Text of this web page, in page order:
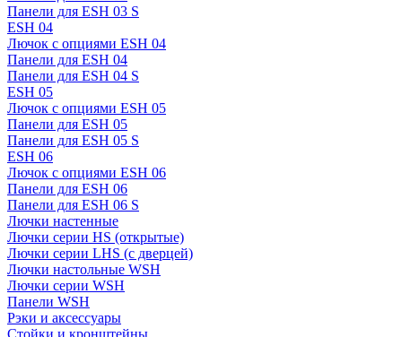
Панели для ESH 03 S
ESH 04
Лючок с опциями ESH 04
Панели для ESH 04
Панели для ESH 04 S
ESH 05
Лючок с опциями ESH 05
Панели для ESH 05
Панели для ESH 05 S
ESH 06
Лючок с опциями ESH 06
Панели для ESH 06
Панели для ESH 06 S
Лючки настенные
Лючки серии HS (открытые)
Лючки серии LHS (с дверцей)
Лючки настольные WSH
Лючки серии WSH
Панели WSH
Рэки и аксессуары
Стойки и кронштейны